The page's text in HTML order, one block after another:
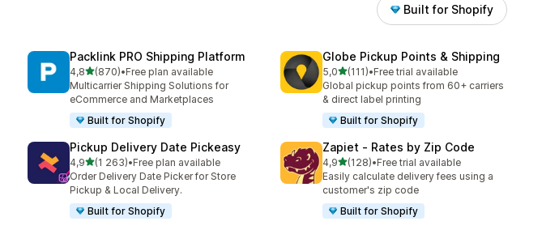
Built for Shopify
Packlink PRO Shipping Platform
4,8av 5 stjerner
(870)
Totalt 870 omtaler
•Free plan available
Multicarrier Shipping Solutions for
eCommerce and Marketplaces
Built for Shopify
Globe Pickup Points & Shipping
5,0av 5 stjerner
(111)
Totalt 111 omtaler
•Free trial available
Global pickup points from 60+ carriers
& direct label printing
Built for Shopify
Pickup Delivery Date Pickeasy
4,9av 5 stjerner
(1 263)
Totalt 1263 omtaler
•Free plan available
Order Delivery Date Picker for Store
Pickup & Local Delivery.
Built for Shopify
Zapiet ‑ Rates by Zip Code
4,9av 5 stjerner
(128)
Totalt 128 omtaler
•Free trial available
Easily calculate delivery fees using a
customer's zip code
Built for Shopify